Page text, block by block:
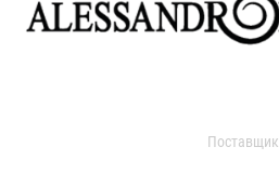
Поставщик